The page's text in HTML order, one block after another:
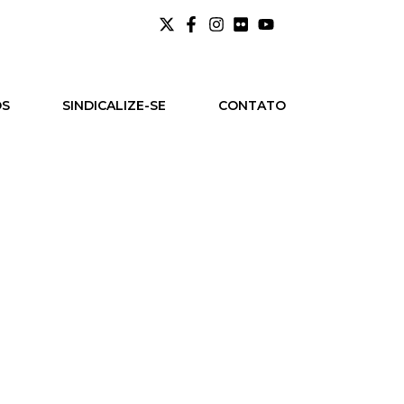
SINDICALIZE-SE CONTATO